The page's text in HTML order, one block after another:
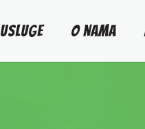
USLUGE O NAMA